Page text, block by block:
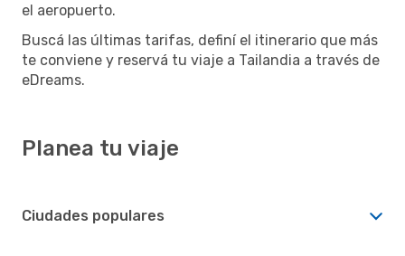
el aeropuerto.
Buscá las últimas tarifas, definí el itinerario que más
te conviene y reservá tu viaje a Tailandia a través de
eDreams.
Planea tu viaje
Ciudades populares